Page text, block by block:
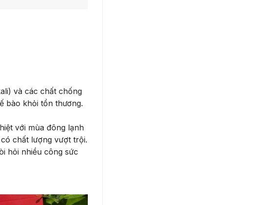
và các chất chống
bào khỏi tổn thương.
với mùa đông lạnh
chất lượng vượt trội.
hỏi nhiều công sức